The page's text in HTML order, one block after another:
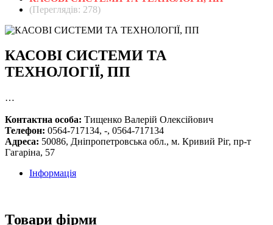
(Переглядів: 278)
КАСОВІ СИСТЕМИ ТА
ТЕХНОЛОГІЇ, ПП
…
Контактна особа: Тищенко Валерій Олексійович
Телефон: 0564-717134, -, 0564-717134
Адреса: 50086, Дніпропетровська обл., м. Кривий Ріг, пр-т
Гагаріна, 57
Інформація
Товари фірми